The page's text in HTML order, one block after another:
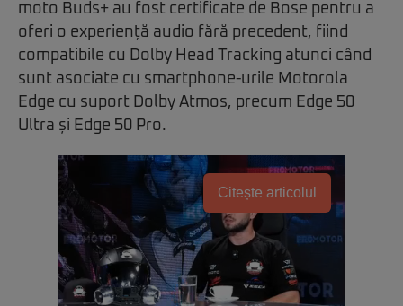
moto Buds+ au fost certificate de Bose pentru a
oferi o experiență audio fără precedent, fiind
compatibile cu Dolby Head Tracking atunci când
sunt asociate cu smartphone-urile Motorola
Edge cu suport Dolby Atmos, precum Edge 50
Ultra și Edge 50 Pro.
Citește articolul